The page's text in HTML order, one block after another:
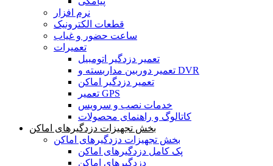
نرم افزار
قطعات الکترونیک
ساعت حضور و غیاب
تعمیرات
تعمیر دزدگیر اتومبیل
تعمیر دوربین مداربسته و DVR
تعمیر دزدگیر اماکن
تعمیر GPS
خدمات نصب و سرویس
کاتالوگ و راهنمای محصولات
بخش تجهیزات دزدگیرهای اماکن
بخش تجهیزات دزدگیرهای اماکن
پک کامل دزدگیرهای اماکن
دزدگیرهای اماکن